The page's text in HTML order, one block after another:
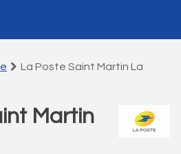
La Poste Saint Martin La
Martin